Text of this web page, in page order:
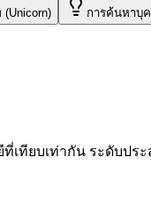
การค้นหาบุค
ทียบเท่ากัน ระดับปร